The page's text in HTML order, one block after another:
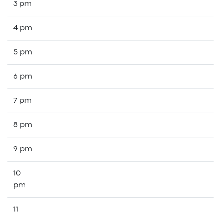
3 pm
4 pm
5 pm
6 pm
7 pm
8 pm
9 pm
10
pm
11